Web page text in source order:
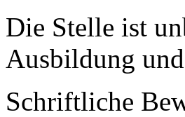
Die Stelle ist
Ausbildung
Schriftliche